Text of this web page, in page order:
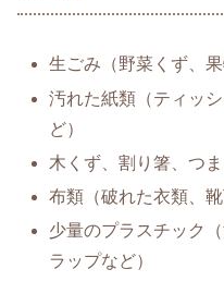
生ごみ（野菜くず、
汚れた紙類（ティッ
ど）
木くず、割り箸、つ
布類（破れた衣類、
少量のプラスチック
ラップなど）